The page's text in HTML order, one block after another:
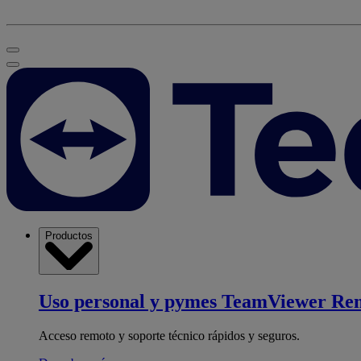
Productos
Uso personal y pymes TeamViewer
Acceso remoto y soporte técnico rápidos y seguros.